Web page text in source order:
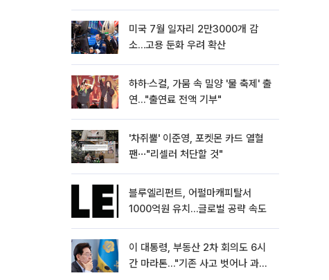
미국 7월 일자리 2만3000개 감
소…고용 둔화 우려 확산
하하·스컬, 가뭄 속 밀양 '물 축제' 출
연…"출연료 전액 기부"
'차쥐뿔' 이준영, 포켓몬 카드 열혈
팬⋯"리셀러 처단할 것"
블루엘리펀트, 어펄마캐피탈서
1000억원 유치…글로벌 공략 속도
이 대통령, 부동산 2차 회의도 6시
간 마라톤…"기존 사고 벗어나 과감